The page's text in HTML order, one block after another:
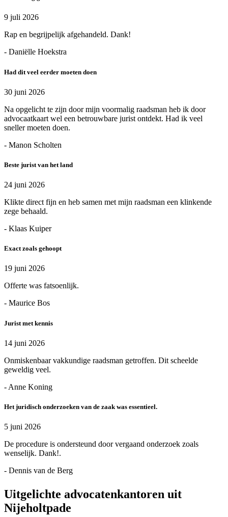
9 juli 2026
Rap en begrijpelijk afgehandeld. Dank!
- Daniëlle Hoekstra
Had dit veel eerder moeten doen
30 juni 2026
Na opgelicht te zijn door mijn voormalig raadsman heb ik door
advocaatkaart wel een betrouwbare jurist ontdekt. Had ik veel
sneller moeten doen.
- Manon Scholten
Beste jurist van het land
24 juni 2026
Klikte direct fijn en heb samen met mijn raadsman een klinkende
zege behaald.
- Klaas Kuiper
Exact zoals gehoopt
19 juni 2026
Offerte was fatsoenlijk.
- Maurice Bos
Jurist met kennis
14 juni 2026
Onmiskenbaar vakkundige raadsman getroffen. Dit scheelde
geweldig veel.
- Anne Koning
Het juridisch onderzoeken van de zaak was essentieel.
5 juni 2026
De procedure is ondersteund door vergaand onderzoek zoals
wenselijk. Dank!.
- Dennis van de Berg
Uitgelichte advocatenkantoren uit
Nijeholtpade